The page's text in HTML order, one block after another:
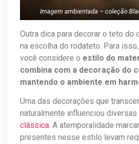
Imagem ambientada – coleção
Outra dica para decorar o teto do
na escolha do rodateto. Para
você considere o estilo do
combina com a decoração do
mantendo o ambiente em
Uma das decorações que
naturalmente influenciou
clássica. A atemporalidade
presentes nesse estilo levam